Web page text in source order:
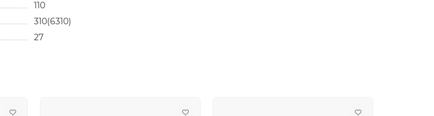
110
310(6310)
27